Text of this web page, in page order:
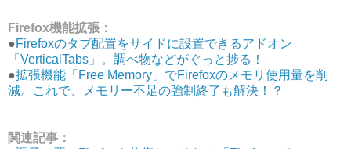
Firefox機能拡張：
●Firefoxのタブ配置をサイドに設置できるアドオン
「VerticalTabs」。調べ物などがぐっと捗る！
●拡張機能「Free Memory」でFirefoxのメモリ使用量を削
減。これで、メモリー不足の強制終了も解決！？
関連記事：